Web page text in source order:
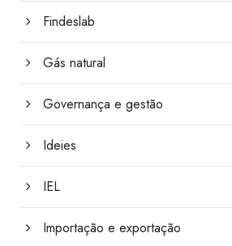
Findeslab
Gás natural
Governança e gestão
Ideies
IEL
Importação e exportação